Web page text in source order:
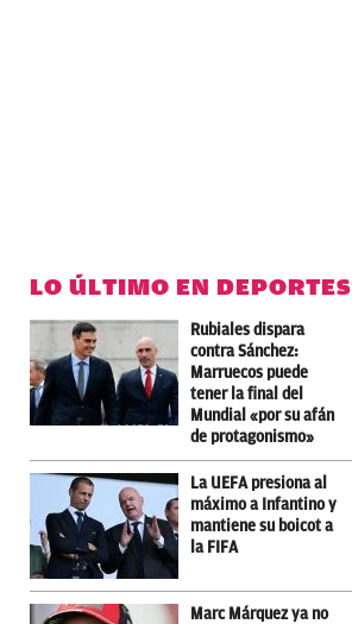
LO ÚLTIMO EN DEPORTES
Rubiales dispara
contra Sánchez:
Marruecos puede
tener la final del
Mundial «por su afán
de protagonismo»
La UEFA presiona al
máximo a Infantino y
mantiene su boicot a
la FIFA
Marc Márquez ya no